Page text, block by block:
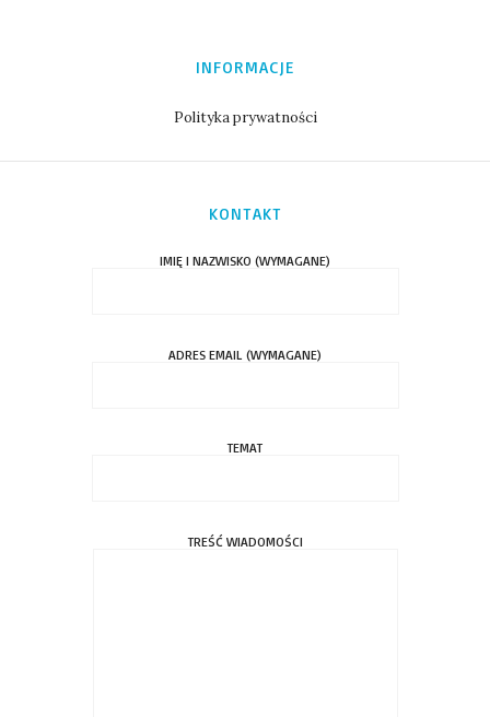
INFORMACJE
Polityka prywatności
KONTAKT
IMIĘ I NAZWISKO (WYMAGANE)
ADRES EMAIL (WYMAGANE)
TEMAT
TREŚĆ WIADOMOŚCI